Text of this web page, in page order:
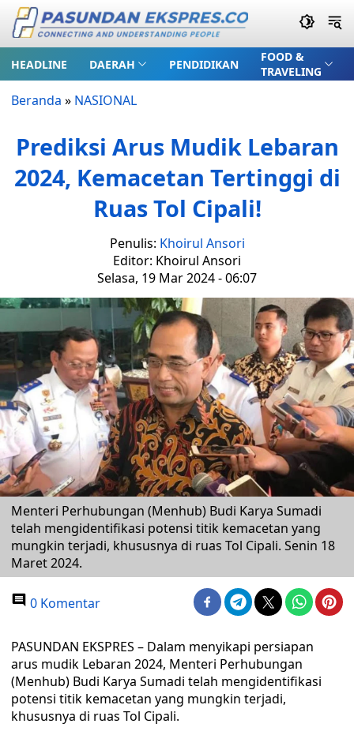
HEADLINE DAERAH PENDIDIKAN
FOOD &
TRAVELING
Beranda » NASIONAL
Prediksi Arus Mudik Lebaran
2024, Kemacetan Tertinggi di
Ruas Tol Cipali!
Penulis: Khoirul Ansori
Editor: Khoirul Ansori
Selasa, 19 Mar 2024 - 06:07
Menteri Perhubungan (Menhub) Budi Karya Sumadi
telah mengidentifikasi potensi titik kemacetan yang
mungkin terjadi, khususnya di ruas Tol Cipali. Senin 18
Maret 2024.
0 Komentar
PASUNDAN EKSPRES – Dalam menyikapi persiapan
arus mudik Lebaran 2024, Menteri Perhubungan
(Menhub) Budi Karya Sumadi telah mengidentifikasi
potensi titik kemacetan yang mungkin terjadi,
khususnya di ruas Tol Cipali.